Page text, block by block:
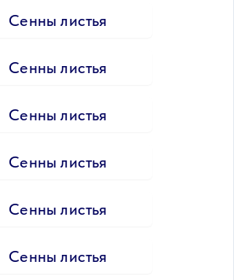
Сенны листья
Сенны листья
Сенны листья
Сенны листья
Сенны листья
Сенны листья